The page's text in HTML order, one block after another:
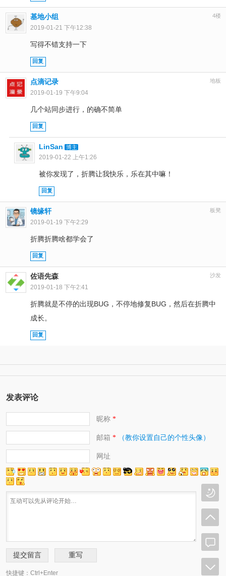
4楼
基地小组
2019-01-21 下午12:38
写得不错支持一下
回复
地板
点滴记录
2019-01-19 下午9:04
几个站同步进行，的确不简单
回复
LinSan 博主
2019-01-22 上午1:26
被你发现了，折腾让我快乐，乐在其中嘛！
回复
板凳
镜缘轩
2019-01-19 下午2:29
折腾折腾啥都学会了
回复
沙发
佐语先森
2019-01-18 下午2:41
折腾就是不停的出现BUG，不停地修复BUG，然后在折腾中
成长。
回复
发表评论
昵称*
邮箱 * （教你设置自己的个性头像）
网址
快捷键：Ctrl+Enter